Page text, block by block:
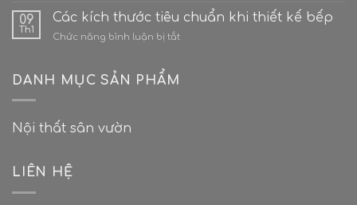
thượng
tông
công
phối
09
Th1
Các kích thước tiêu chuẩn khi thiết kế bếp
Chức năng bình luận bị tắtở
DANH MỤC SẢN PHẨM
Nội thất sân vườn
LIÊN HỆ